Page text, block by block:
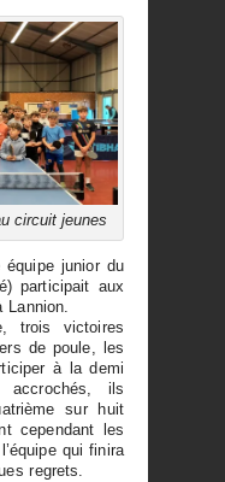
circuit jeunes
équipe junior du
participait aux
Lannion.
trois victoires
de poule, les
à la demi
ils
sur huit
cependant les
qui finira
regrets.